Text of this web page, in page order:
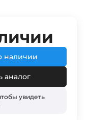
наличии
аналог
увидеть